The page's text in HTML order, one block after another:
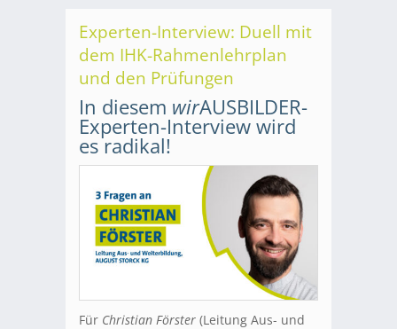
Experten-Interview: Duell mit
dem IHK-Rahmenlehrplan
und den Prüfungen
In diesem wirAUSBILDER-
Experten-Interview wird
es radikal!
Für Christian Förster (Leitung Aus- und